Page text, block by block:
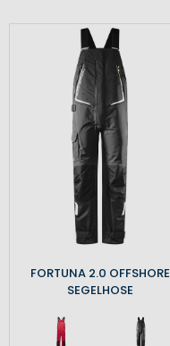
FORTUNA 2.0 OFFSHORE
SEGELHOSE